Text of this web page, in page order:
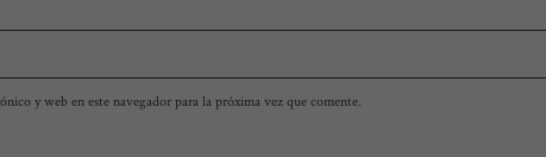
y web en este navegador para la próxima vez que comente.